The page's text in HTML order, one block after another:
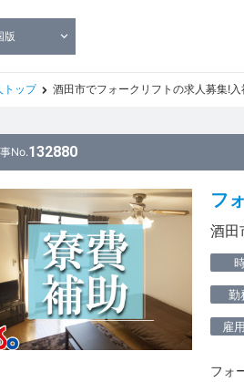
版
トップ 酒田市でフォークリフトの求人募集!入社特典最
No.132880
フ
酒田
勤
雇
フォ